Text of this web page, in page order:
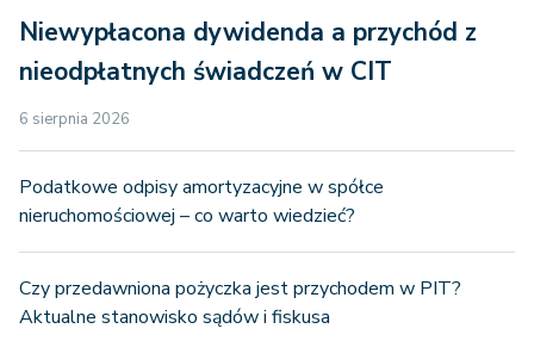
Niewypłacona dywidenda a przychód z
nieodpłatnych świadczeń w CIT
6 sierpnia 2026
Podatkowe odpisy amortyzacyjne w spółce
nieruchomościowej – co warto wiedzieć?
Czy przedawniona pożyczka jest przychodem w PIT?
Aktualne stanowisko sądów i fiskusa